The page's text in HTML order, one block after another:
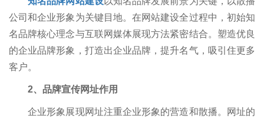
公司和企业形象为关键目地。在网站建设全过程中，初始知
名品牌核心理念与互联网媒体展现方法紧密结合。塑造优良
的企业品牌形象，打造出企业品牌，提升名气，吸引住更多
客户。
2、品牌宣传网址作用
企业形象展现网址注重企业形象的营造和散播。网址的